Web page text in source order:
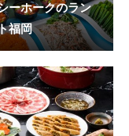
ーホークのラン
福岡